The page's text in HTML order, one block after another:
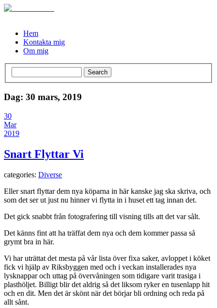
Hem
Kontakta mig
Om mig
Dag: 30 mars, 2019
30
Mar
2019
Snart Flyttar Vi
categories: Diverse
Eller snart flyttar dem nya köparna in här kanske jag ska skriva, och
som det ser ut just nu hinner vi flytta in i huset ett tag innan det.
Det gick snabbt från fotografering till visning tills att det var sålt.
Det känns fint att ha träffat dem nya och dem kommer passa så
grymt bra in här.
Vi har uträttat det mesta på vår lista över fixa saker, avloppet i köket
fick vi hjälp av Riksbyggen med och i veckan installerades nya
lysknappar och uttag på övervåningen som tidigare varit trasiga i
plasthöljet. Billigt blir det aldrig så det liksom ryker en tusenlapp hit
och en dit. Men det är skönt när det börjar bli ordning och reda på
allt sånt.